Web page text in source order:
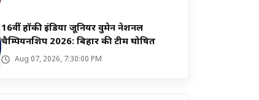
16वीं हॉकी इंडिया जूनियर वुमेन नेशनल
चैम्पियनशिप 2026: बिहार की टीम घोषित
Aug 07, 2026, 7:30:00 PM